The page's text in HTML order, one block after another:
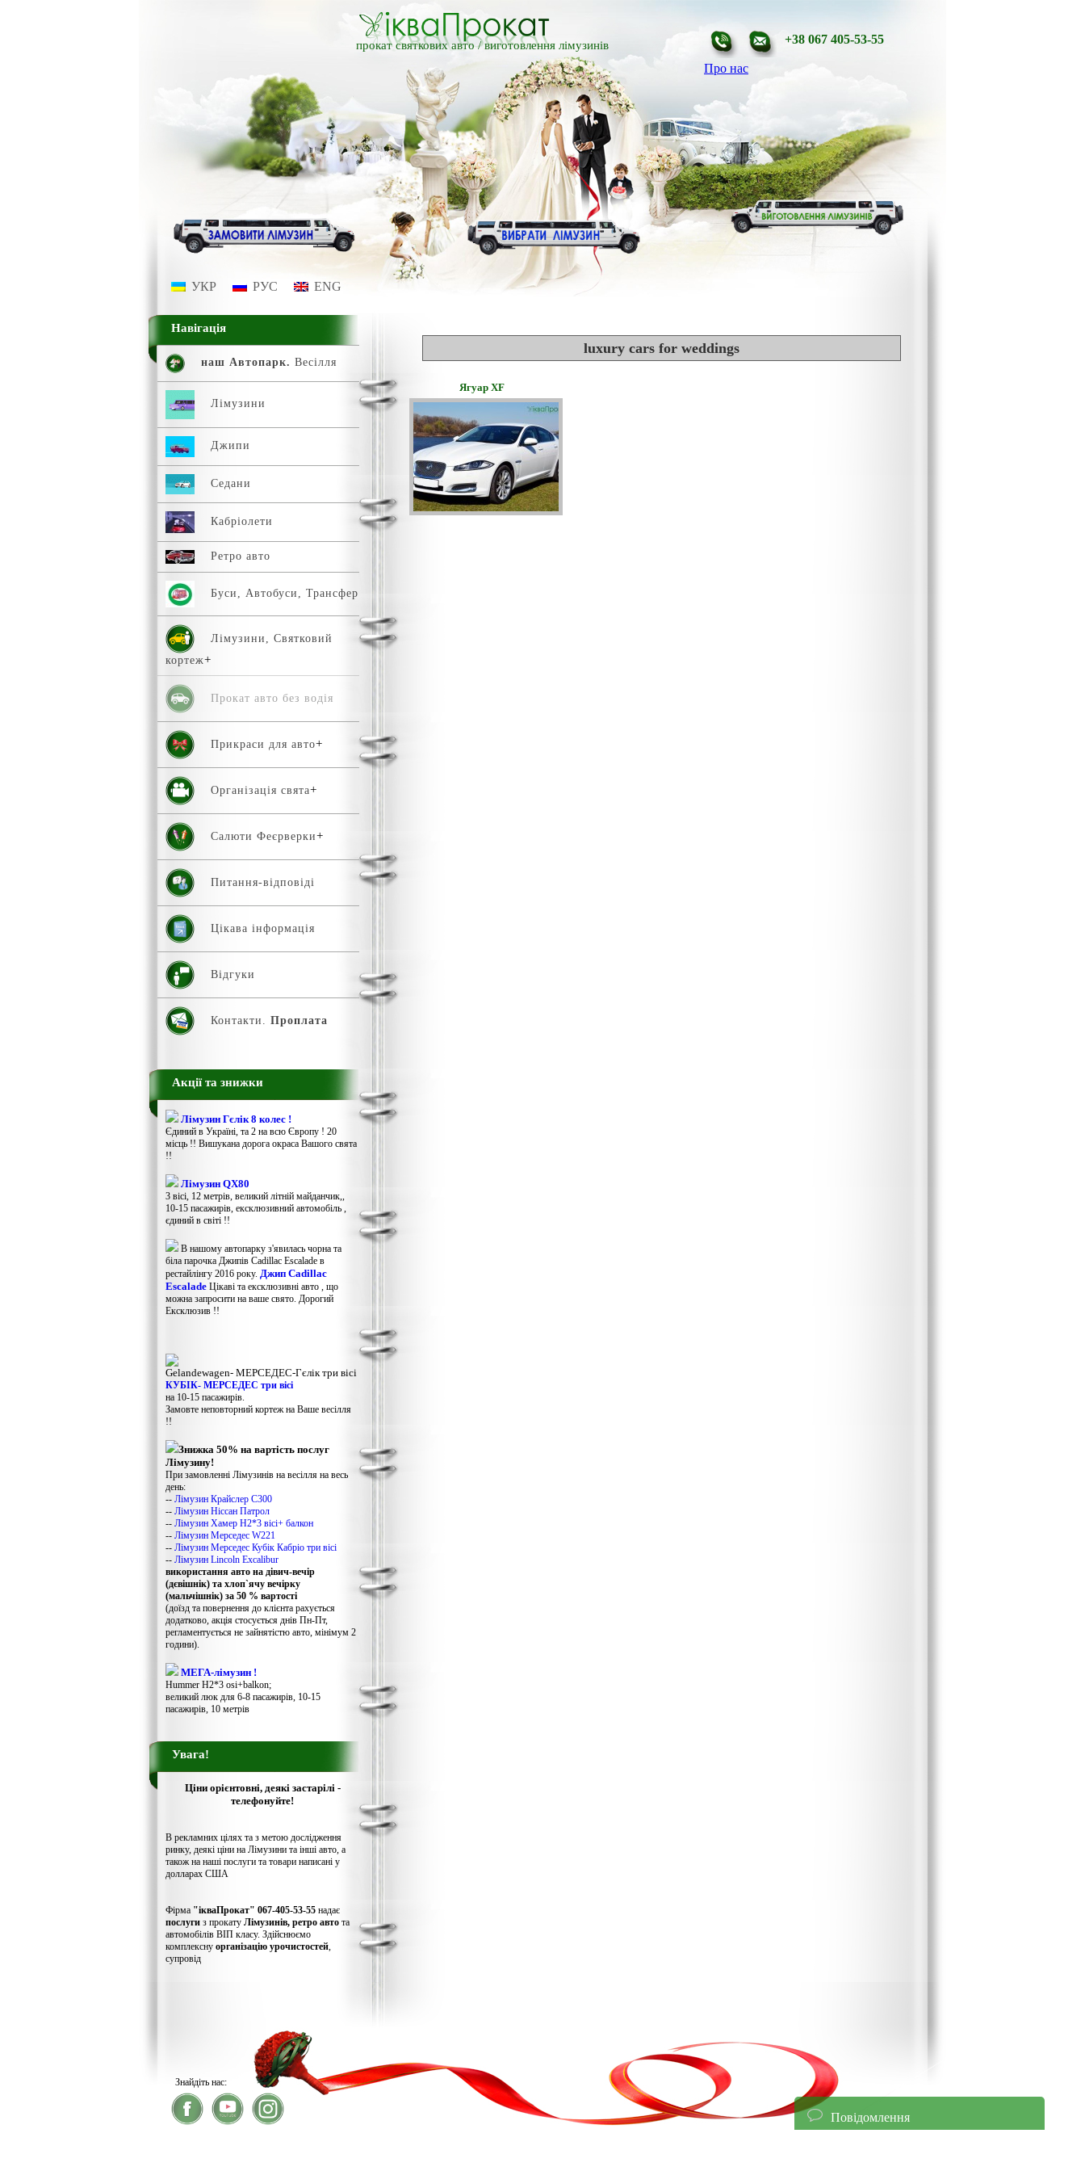
прокат святкових авто /виготовлення лімузинів
Про нас
+38 067 405-53-55
УКР РУС ENG
Навігація
наш Автопарк. Весілля
Лімузини
Джипи
Седани
Кабріолети
Ретро авто
Буси, Автобуси, Трансфер
Лімузини, Святковий
кортеж
Прокат авто без водія
Прикраси для авто
Організація свята
Салюти Феєрверки
Питання-відповіді
Цікава інформація
Відгуки
Контакти. Проплата
Акції та знижки
Лімузин Гєлік 8 колес !
Єдиний в Україні, та 2 на всю Європу ! 20
місць !! Вишукана дорога окраса Вашого свята
!!
Лімузин QX80
3 вісі, 12 метрів, великий літній майданчик,,
10-15 пасажирів, ексклюзивний автомобіль ,
єдиний в світі !!
В нашому автопарку з'явилась чорна та
біла парочка Джипів Cadillac Escalade в
рестайлінгу 2016 року. Джип Cadillac
Escalade Цікаві та ексклюзивні авто , що
можна запросити на ваше свято. Дорогий
Ексклюзив !!
Gelandewagen​- МЕРСЕДЕС-Гєлік три вісі
КУБІК- МЕРСЕДЕС три вісі
на 10-15 пасажирів.
Замовте неповторний кортеж на Ваше весілля
!!
Знижка 50% на вартість послуг
Лімузину!
При замовленні Лімузинів на весілля на весь
день:
-- Лімузин Крайслер С300
-- Лімузин Ніссан Патрол
-- Лімузин Хамер Н2*3 вісі+ балкон
-- Лімузин Мерседес W221
-- Лімузин Мерседес Кубік Кабріо три вісі
-- Лімузин Lincoln Excalibur
використання авто на дівич-вечір
(дєвішнік) та хлоп`ячу вечірку
(мальчішнік) за 50 % вартості
(доїзд та повернення до клієнта рахується
додатково, акція стосується днів Пн-Пт,
регламентується не зайнятістю авто, мінімум 2
години).
МЕГА-лімузин !
Hummer H2*3 osi+balkon;
великий люк для 6-8 пасажирів, 10-15
пасажирів, 10 метрів
Увага!
Ціни орієнтовні, деякі застарілі -
телефонуйте!
В рекламних цілях та з метою дослідження
ринку, деякі ціни на Лімузини та інші авто, а
також на наші послуги та товари написані у
долларах США
Фірма "ікваПрокат" 067-405-53-55 надає
послуги з прокату Лімузинів, ретро авто та
автомобілів ВІП класу. Здійснюємо
комплексну організацію урочистостей,
супровід
luxury cars for weddings
Ягуар XF
Знайдіть нас:
Повідомлення